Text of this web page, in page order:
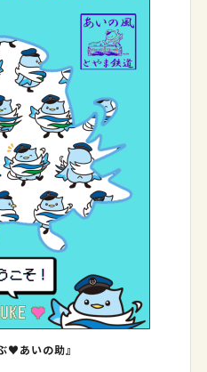
♥あいの助』